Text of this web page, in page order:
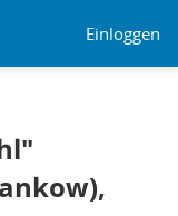
Einloggen